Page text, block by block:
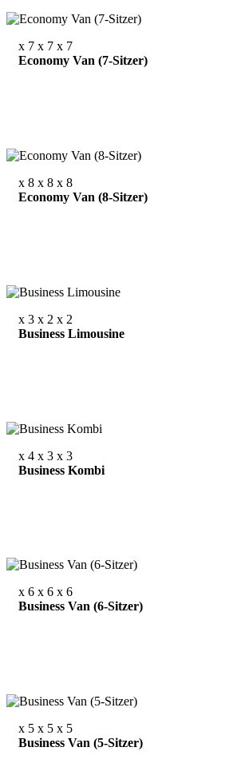
x 7 x 7 x 7
Economy Van (7-Sitzer)
x 8 x 8 x 8
Economy Van (8-Sitzer)
x 3 x 2 x 2
Business Limousine
x 4 x 3 x 3
Business Kombi
x 6 x 6 x 6
Business Van (6-Sitzer)
x 5 x 5 x 5
Business Van (5-Sitzer)